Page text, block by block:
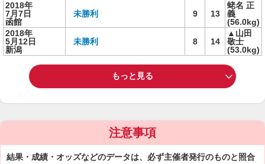
2018年
7月7日
函館
未勝利 9 13
蛯名 正
義
(56.0kg)
2018年
5月12日
新潟
未勝利 8 14
▲山田
敬士
(53.0kg)
もっと見る
注意事項
結果・成績・オッズなどのデータは、必ず主催者発行のものと照合